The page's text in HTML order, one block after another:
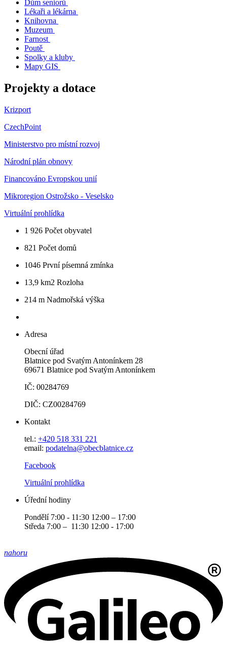
Dům seniorů
Lékaři a lékárna
Knihovna
Muzeum
Farnost
Poutě
Spolky a kluby
Mapy GIS
Projekty a dotace
Krizport
CzechPoint
Ministerstvo pro místní rozvoj
Národní plán obnovy
Financováno Evropskou unií
Mikroregion Ostrožsko - Veselsko
Virtuální prohlídka
1 926 Počet obyvatel
821 Počet domů
1046 První písemná zmínka
13,9 km2 Rozloha
214 m Nadmořská výška
Adresa
Obecní úřad
Blatnice pod Svatým Antonínkem 28
69671 Blatnice pod Svatým Antonínkem
IČ: 00284769
DIČ: CZ00284769
Kontakt
tel.: +420 518 331 221
email: podatelna@obecblatnice.cz
Facebook
Virtuální prohlídka
Úřední hodiny
Pondělí 7:00 - 11:30 12:00 – 17:00
Středa 7:00 – 11:30 12:00 - 17:00
nahoru